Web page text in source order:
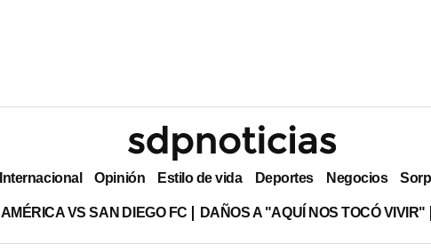
Internacional Opinión Estilo de vida Deportes Negocios
AMÉRICA VS SAN DIEGO FC DAÑOS A "AQUÍ NOS TOCÓ VIVIR"